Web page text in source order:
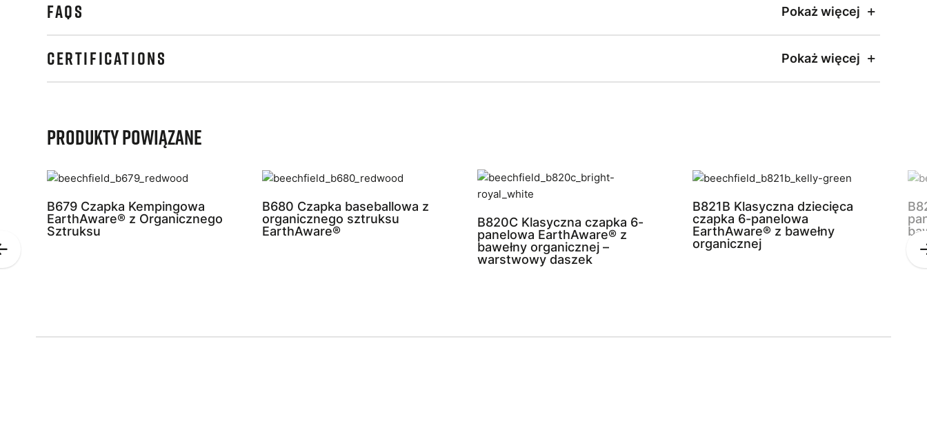
FAQS Pokaż więcej
CERTIFICATIONS Pokaż więcej
Produkty powiązane
B679 Czapka Kempingowa
EarthAware® z Organicznego
Sztruksu
B680 Czapka baseballowa z
organicznego sztruksu
EarthAware®
B820C Klasyczna czapka 6-
panelowa EarthAware® z
bawełny organicznej –
warstwowy daszek
B821B Klasyczna dziecięca
czapka 6-panelowa
EarthAware® z bawełny
organicznej
Previous